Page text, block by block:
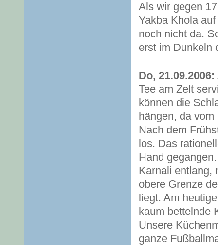
Als wir gegen
Yakba Khola
noch nicht da.
erst im Dunkeln
Do, 21.09.2006:
Tee am Zelt
können die
hängen, da
Nach dem
los. Das
Hand
Karnali entlang,
obere Grenze
liegt. Am
kaum bettelnde
Unsere
ganze